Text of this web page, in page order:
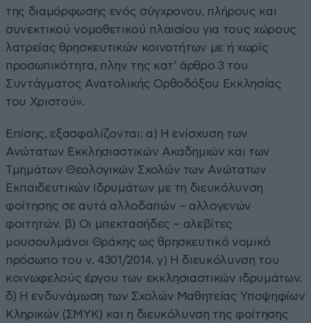
της διαμόρφωσης ενός σύγχρονου, πλήρους και
συνεκτικού νομοθετικού πλαισίου για τους χώρους
λατρείας θρησκευτικών κοινοτήτων με ή χωρίς
προσωπικότητα, πλην της κατ’ άρθρο 3 του
Συντάγματος Ανατολικής Ορθοδόξου Εκκλησίας
του Χριστού».
Επίσης, εξασφαλίζονται: α) Η ενίσχυση των
Ανώτατων Εκκλησιαστικών Ακαδημιών και των
Τμημάτων Θεολογικών Σχολών των Ανώτατων
Εκπαιδευτικών Ιδρυμάτων με τη διευκόλυνση
φοίτησης σε αυτά αλλοδαπών – αλλογενών
φοιτητών. β) Οι μπεκτασήδες – αλεβίτες
μουσουλμάνοι Θράκης ως θρησκευτικό νομικό
πρόσωπο του ν. 4301/2014. γ) Η διευκόλυνση του
κοινωφελούς έργου των εκκλησιαστικών ιδρυμάτων.
δ) Η ενδυνάμωση των Σχολών Μαθητείας Υποψηφίων
Κληρικών (ΣΜΥΚ) και η διευκόλυνση της φοίτησης